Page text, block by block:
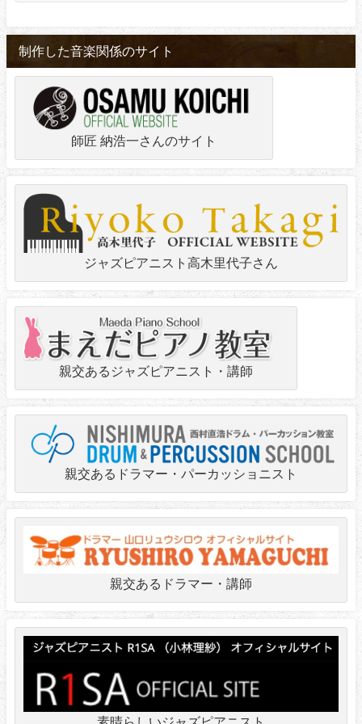
制作した音楽関係のサイト
師匠 納浩一さんのサイト
ジャズピアニスト高木里代子さん
親交あるジャズピアニスト・講師
親交あるドラマー・パーカッショニスト
親交あるドラマー・講師